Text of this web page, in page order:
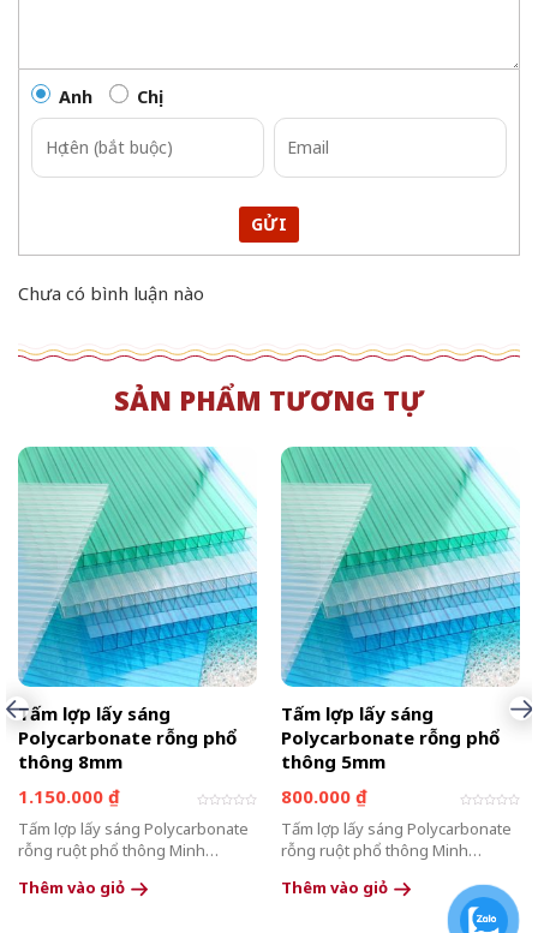
Anh Chị
GỬI
Chưa có bình luận nào
SẢN PHẨM TƯƠNG TỰ
Tấm lợp lấy sáng
Polycarbonate rỗng phổ
thông 8mm
1.150.000 ₫
xếp
hạng
0
Tấm lợp lấy sáng Polycarbonate
rỗng ruột phổ thông Minh
những ai đang tìm kiếm một vật
Thêm vào giỏ
Tấm lợp lấy sáng
Polycarbonate rỗng phổ
thông 5mm
800.000 ₫
xếp
hạng
0
Tấm lợp lấy sáng Polycarbonate
rỗng ruột phổ thông Minh
những ai đang tìm kiếm một vật
liệu vừa đảm bảo tính thẩm mỹ,
Thêm vào giỏ